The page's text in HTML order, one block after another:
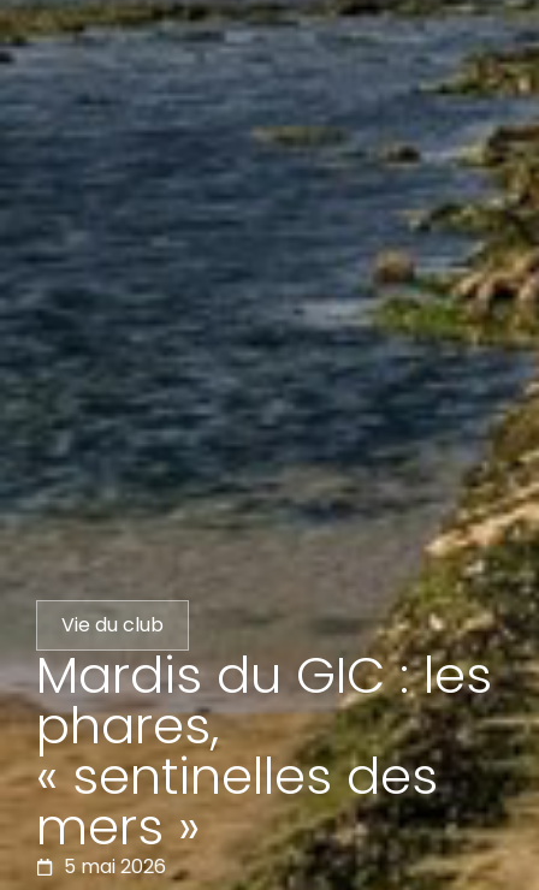
Vie du club
Mardis du GIC : les
phares,
« sentinelles des
mers »
5 mai 2026